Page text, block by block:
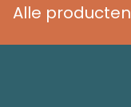
Alle producten